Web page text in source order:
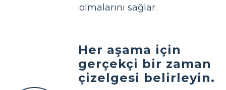
olmalarını sağlar.
Her aşama için
gerçekçi bir zaman
çizelgesi belirleyin.